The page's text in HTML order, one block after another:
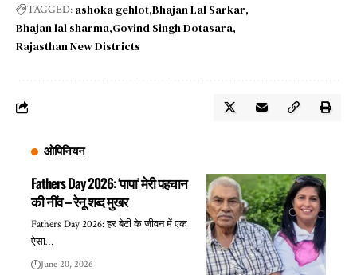
TAGGED: ashoka gehlot Bhajan Lal Sarkar
Bhajan lal sharma Govind Singh Dotasara
Rajasthan New Districts
ओपिनियन
Fathers Day 2026: ‘पापा’ मेरी पहचान
की नींव – रेनू शब्द मुखर
Fathers Day 2026: हर बेटी के जीवन में एक
ऐसा…
June 20, 2026